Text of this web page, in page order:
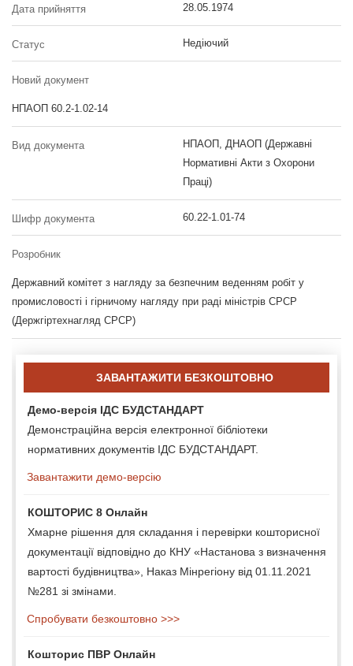
Дата прийняття 28.05.1974
Статус Недіючий
Новий документ
НПАОП 60.2-1.02-14
Вид документа
НПАОП, ДНАОП (Державні
Нормативні Акти з Охорони
Праці)
Шифр документа 60.22-1.01-74
Розробник
Державний комітет з нагляду за безпечним веденням робіт у
промисловості і гірничому нагляду при раді міністрів СРСР
(Держгіртехнагляд СРСР)
ЗАВАНТАЖИТИ БЕЗКОШТОВНО
Демо-версія ІДС БУДСТАНДАРТ
Демонстраційна версія електронної бібліотеки
нормативних документів ІДС БУДСТАНДАРТ.
Завантажити демо-версію
КОШТОРИС 8 Онлайн
Хмарне рішення для складання і перевірки кошторисної
документації відповідно до КНУ «Настанова з визначення
вартості будівництва», Наказ Мінрегіону від 01.11.2021
№281 зі змінами.
Спробувати безкоштовно >>>
Кошторис ПВР Онлайн